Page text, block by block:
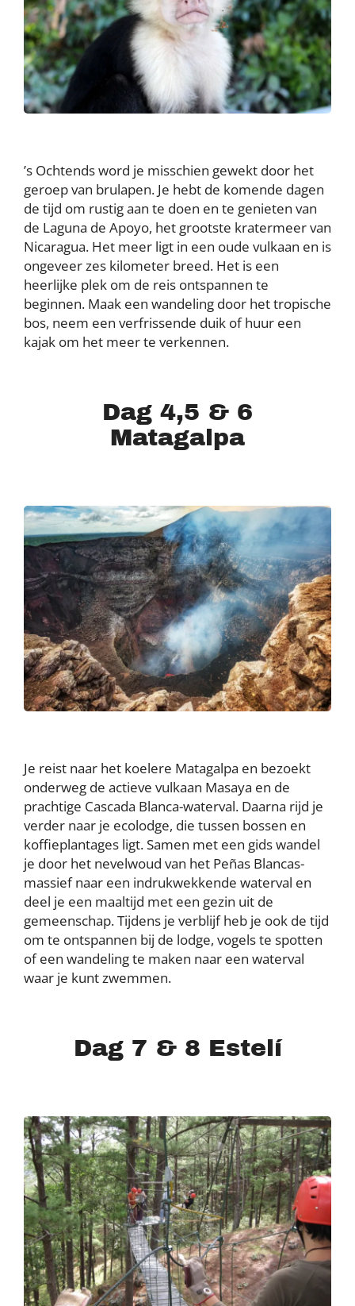
’s Ochtends word je misschien gewekt door het
geroep van brulapen. Je hebt de komende dagen
de tijd om rustig aan te doen en te genieten van
de Laguna de Apoyo, het grootste kratermeer van
Nicaragua. Het meer ligt in een oude vulkaan en is
ongeveer zes kilometer breed. Het is een
heerlijke plek om de reis ontspannen te
beginnen. Maak een wandeling door het tropische
bos, neem een verfrissende duik of huur een
kajak om het meer te verkennen.
Dag 4,5 & 6
Matagalpa
Je reist naar het koelere Matagalpa en bezoekt
onderweg de actieve vulkaan Masaya en de
prachtige Cascada Blanca-waterval. Daarna rijd je
verder naar je ecolodge, die tussen bossen en
koffieplantages ligt. Samen met een gids wandel
je door het nevelwoud van het Peñas Blancas-
massief naar een indrukwekkende waterval en
deel je een maaltijd met een gezin uit de
gemeenschap. Tijdens je verblijf heb je ook de tijd
om te ontspannen bij de lodge, vogels te spotten
of een wandeling te maken naar een waterval
waar je kunt zwemmen.
Dag 7 & 8 Estelí